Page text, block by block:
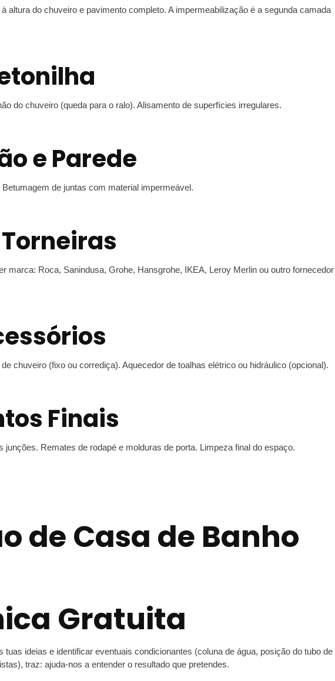
do chuveiro e pavimento completo. A impermeabilização é a segunda camada
do chuveiro (queda para o ralo). Alisamento de superfícies irregulares.
e Parede
de juntas com material impermeável.
marca: Roca, Sanindusa, Grohe, Hansgrohe, IKEA, Leroy Merlin ou outro fornecedor
chuveiro (fixo ou corrediça). Aquecedor de toalhas elétrico ou hidráulico (opcional).
Finais
Remates de rodapé e molduras de porta. Limpeza final do espaço.
de Casa de Banho
Gratuita
ideias e identificar eventuais condicionantes (coluna de água, posição do tubo de
traz: ajuda-nos a entender o resultado que pretendes.